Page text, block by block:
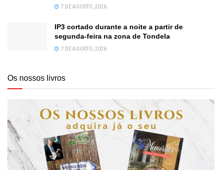
7 DE AGOSTO, 2026
IP3 cortado durante a noite a partir de
segunda-feira na zona de Tondela
7 DE AGOSTO, 2026
Os nossos livros